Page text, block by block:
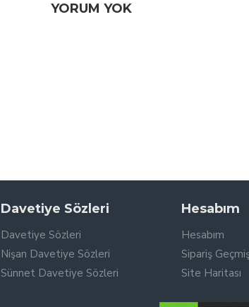
YORUM YOK
Davetiye Sözleri
Davetiye Sözleri
Nişan Davetiye Sözleri
Sünnet Davetiye Sözleri
Hesabım
Hesabım
Sipariş
Site Haritası